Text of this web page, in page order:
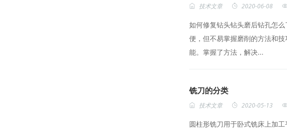
技术文章 2020-06-08
如何修复钻头钻头磨后钻孔怎
便，但不易掌握磨削的方法和
能。掌握了方法，解决...
铣刀的分类
技术文章 2020-05-13
圆柱形铣刀用于卧式铣床上加